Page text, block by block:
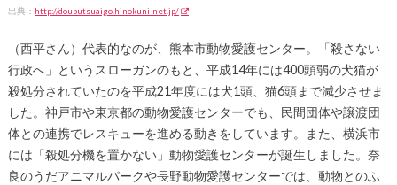
出典： http://doubutsuaigo.hinokuni-net.jp/
（西平さん）代表的なのが、熊本市動物愛護センター。「殺さない
行政へ」というスローガンのもと、平成14年には400頭弱の犬猫が
殺処分されていたのを平成21年度には犬1頭、猫6頭まで減少させま
した。神戸市や東京都の動物愛護センターでも、民間団体や譲渡団
体との連携でレスキューを進める動きをしています。また、横浜市
には「殺処分機を置かない」動物愛護センターが誕生しました。奈
良のうだアニマルパークや長野動物愛護センターでは、動物とのふ